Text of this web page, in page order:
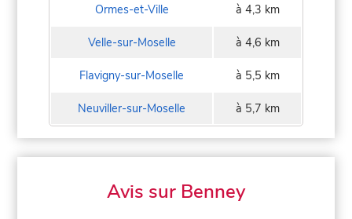
Ormes-et-Ville à 4,3 km
Velle-sur-Moselle à 4,6 km
Flavigny-sur-Moselle à 5,5 km
Neuviller-sur-Moselle à 5,7 km
Avis sur Benney